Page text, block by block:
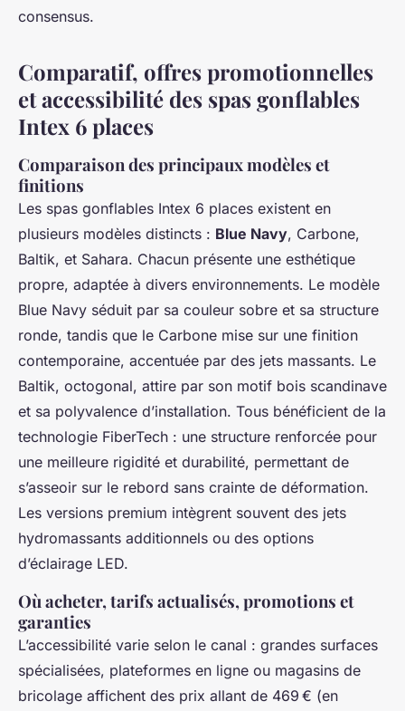
consensus.
Comparatif, offres promotionnelles
et accessibilité des spas gonflables
Intex 6 places
Comparaison des principaux modèles et
finitions
Les spas gonflables Intex 6 places existent en
plusieurs modèles distincts : Blue Navy, Carbone,
Baltik, et Sahara. Chacun présente une esthétique
propre, adaptée à divers environnements. Le modèle
Blue Navy séduit par sa couleur sobre et sa structure
ronde, tandis que le Carbone mise sur une finition
contemporaine, accentuée par des jets massants. Le
Baltik, octogonal, attire par son motif bois scandinave
et sa polyvalence d’installation. Tous bénéficient de la
technologie FiberTech : une structure renforcée pour
une meilleure rigidité et durabilité, permettant de
s’asseoir sur le rebord sans crainte de déformation.
Les versions premium intègrent souvent des jets
hydromassants additionnels ou des options
d’éclairage LED.
Où acheter, tarifs actualisés, promotions et
garanties
L’accessibilité varie selon le canal : grandes surfaces
spécialisées, plateformes en ligne ou magasins de
bricolage affichent des prix allant de 469 € (en